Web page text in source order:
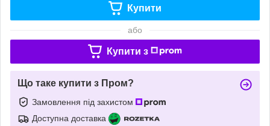
Купити
або
Купити з
Що таке купити з Пром?
Замовлення під захистом
Доступна доставка